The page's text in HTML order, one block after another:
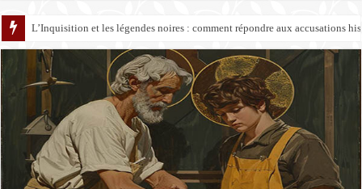
L’Inquisition et les légendes noires : comment répondre aux accusations